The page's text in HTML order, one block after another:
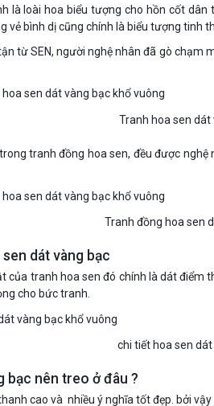
là loài hoa biểu tượng cho hồn cốt
vẻ bình dị cũng chính là biểu tượng tinh
từ SEN, người nghệ nhân đã gò chạm
Tranh hoa sen dát
tranh đồng hoa sen, đều được
Tranh đồng hoa sen
dát vàng bạc
của tranh hoa sen đó chính là dát điểm
cho bức tranh.
chi tiết hoa sen
bạc nên treo ở đâu ?
cao và nhiều ý nghĩa tốt đẹp. bởi